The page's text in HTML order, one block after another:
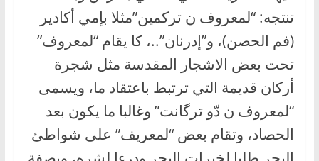
تنتجه: “لمعروف ن تركمين”مثلا بإمي أكادير
(فم الحصن)، و”إدرنان”..، كا يقام “لمعروف”
تحت بعض الاشجار المقدسة مثل شجرة
أركان قديمة التي ترتبط باعتقاد ما، ويسمى
“لمعروف ن دّو ترگانت” وغالبا ما يكون بعد
الحصاد، وتقام بعض “لمعريف” على شواطئ